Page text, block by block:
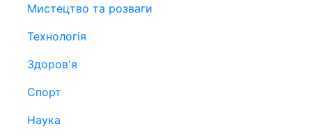
Мистецтво та розваги
Технологія
Здоров'я
Спорт
Наука